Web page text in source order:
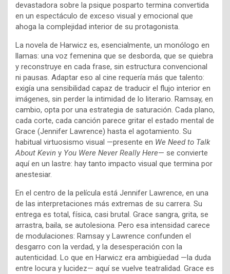
devastadora sobre la psique posparto termina convertida
en un espectáculo de exceso visual y emocional que
ahoga la complejidad interior de su protagonista.
La novela de Harwicz es, esencialmente, un monólogo en
llamas: una voz femenina que se desborda, que se quiebra
y reconstruye en cada frase, sin estructura convencional
ni pausas. Adaptar eso al cine requería más que talento:
exigía una sensibilidad capaz de traducir el flujo interior en
imágenes, sin perder la intimidad de lo literario. Ramsay, en
cambio, opta por una estrategia de saturación. Cada plano,
cada corte, cada canción parece gritar el estado mental de
Grace (Jennifer Lawrence) hasta el agotamiento. Su
habitual virtuosismo visual —presente en We Need to Talk
About Kevin y You Were Never Really Here— se convierte
aquí en un lastre: hay tanto impacto visual que termina por
anestesiar.
En el centro de la película está Jennifer Lawrence, en una
de las interpretaciones más extremas de su carrera. Su
entrega es total, física, casi brutal. Grace sangra, grita, se
arrastra, baila, se autolesiona. Pero esa intensidad carece
de modulaciones: Ramsay y Lawrence confunden el
desgarro con la verdad, y la desesperación con la
autenticidad. Lo que en Harwicz era ambigüedad —la duda
entre locura y lucidez— aquí se vuelve teatralidad. Grace es